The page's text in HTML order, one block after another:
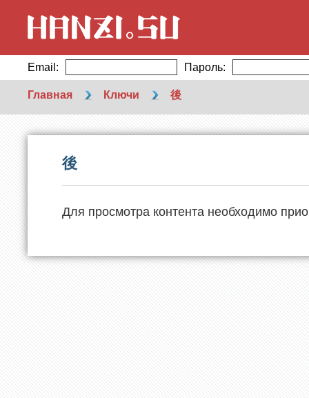
Email: Пароль:
Главная Ключи 後
後
Для просмотра контента необходимо